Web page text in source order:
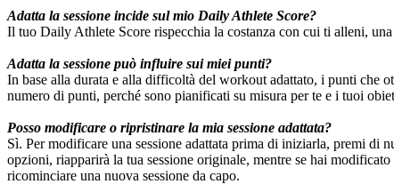
Adatta la sessione incide sul mio Daily Athlete Score?
Il tuo Daily Athlete Score rispecchia la costanza con cui ti alleni,
Adatta la sessione può influire sui miei punti?
In base alla durata e alla difficoltà del workout adattato, i punti che
numero di punti, perché sono pianificati su misura per te e i tuoi
Posso modificare o ripristinare la mia sessione adattata?
Sì. Per modificare una sessione adattata prima di iniziarla, premi di
opzioni, riapparirà la tua sessione originale, mentre se hai
ricominciare una nuova sessione da capo.